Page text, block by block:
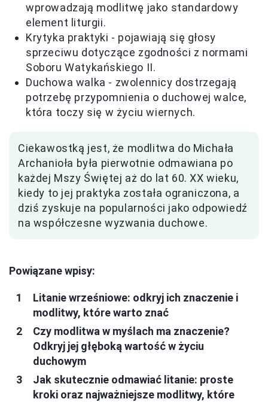
wprowadzają modlitwę jako standardowy
element liturgii.
Krytyka praktyki - pojawiają się głosy
sprzeciwu dotyczące zgodności z normami
Soboru Watykańskiego II.
Duchowa walka - zwolennicy dostrzegają
potrzebę przypomnienia o duchowej walce,
która toczy się w życiu wiernych.
Ciekawostką jest, że modlitwa do Michała
Archanioła była pierwotnie odmawiana po
każdej Mszy Świętej aż do lat 60. XX wieku,
kiedy to jej praktyka została ograniczona, a
dziś zyskuje na popularności jako odpowiedź
na współczesne wyzwania duchowe.
Powiązane wpisy:
Litanie wrześniowe: odkryj ich znaczenie i
modlitwy, które warto znać
Czy modlitwa w myślach ma znaczenie?
Odkryj jej głęboką wartość w życiu
duchowym
Jak skutecznie odmawiać litanie: proste
kroki oraz najważniejsze modlitwy, które